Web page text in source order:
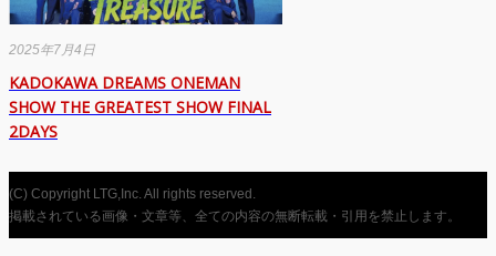
2025年7月4日
KADOKAWA DREAMS ONEMAN
SHOW THE GREATEST SHOW FINAL
2DAYS
(C) Copyright LTG,Inc. All rights reserved.
掲載されている画像・文章等、全ての内容の無断転載・引用を禁止します。